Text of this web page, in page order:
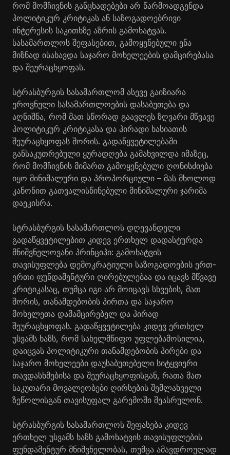
რომ მომჩივნის განცხადებები არ წარმოადგენდა
პოლიტიკურ კრიტიკას ან საზოგადოებრივი
ინტერესის საკითხზე აზრის გამოხატვას.
სასამართლოს შეფასებით, გამოყენებული ენა
მიზნად ისახავდა საჯარო მოხელეების დამცირებასა
და შეურაცხყოფას.
სტრასბურგის სასამართლომ ასევე გაიზიარა
ეროვნული სასამართლოების დასაბუთება და
აღნიშნა, რომ მათ სწორად გაავლეს ზღვარი მწვავე
პოლიტიკურ კრიტიკასა და პირადი ხასიათის
შეურაცხყოფას შორის. გადაწყვეტილებაში
განსაკუთრებული ყურადღება გამახვილდა იმაზეც,
რომ მომჩივნის მიმართ გამოყენებული ღონისძიება
იყო მინიმალური და პროპორციული – მას მხოლოდ
კანონით გათვალისწინებული მინიმალური ჯარიმა
დაეკისრა.
სტრასბურგის სასამართლოს დღევანდელი
გადაწყვეტილებით კიდევ ერთხელ დადასტურდა
მნიშვნელოვანი პრინციპი: გამოხატვის
თავისუფლება დემოკრატიული საზოგადოების ერთ-
ერთი ფუნდამენტური ღირებულებაა და იცავს მწვავე
კრიტიკასაც, თუმცა იგი არ მოიცავს სხვების, მათ
შორის, თანამდებობის პირთა და საჯარო
მოხელეთა დამამცირებელ და პირად
შეურაცხყოფას. გადაწყვეტილება კიდევ ერთხელ
უსვამს ხაზს, რომ სახელმწიფო უფლებამოსილია,
დაიცვას პოლიტიკური თანამდებობის პირები და
საჯარო მოხელეები დაუსაბუთებელი სიტყვიერი
თავდასხმებისა და შეურაცხყოფისგან, რათა მათ
საკუთარი მოვალეობები ღირსების შემლახველი
ზეწოლისგან თავისუფალ გარემოში შეასრულონ.
სტრასბურგის სასამართლოს შეფასება კიდევ
ერთხელ უსვამს ხაზს გამოხატვის თავისუფლების
ფუნდამენტურ მნიშვნელობას, თუმცა ამავდროულად